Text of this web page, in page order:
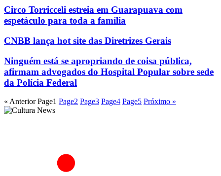
Circo Torricceli estreia em Guarapuava com
espetáculo para toda a família
CNBB lança hot site das Diretrizes Gerais
Ninguém está se apropriando de coisa pública,
afirmam advogados do Hospital Popular sobre sede
da Polícia Federal
« Anterior Page1 Page2 Page3 Page4 Page5 Próximo »